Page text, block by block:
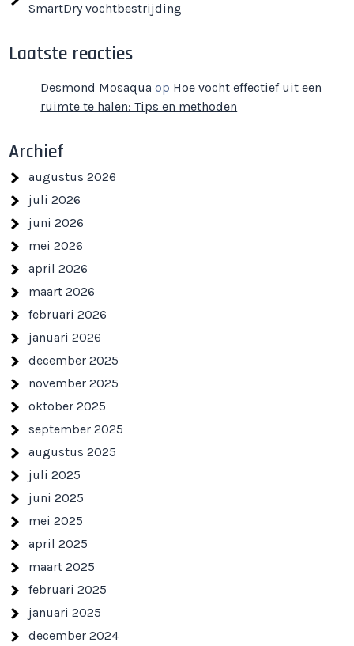
SmartDry vochtbestrijding
Laatste reacties
Desmond Mosaqua op Hoe vocht effectief uit een
ruimte te halen: Tips en methoden
Archief
augustus 2026
juli 2026
juni 2026
mei 2026
april 2026
maart 2026
februari 2026
januari 2026
december 2025
november 2025
oktober 2025
september 2025
augustus 2025
juli 2025
juni 2025
mei 2025
april 2025
maart 2025
februari 2025
januari 2025
december 2024